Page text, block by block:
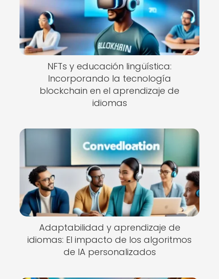
NFTs y educación lingüística:
Incorporando la tecnología
blockchain en el aprendizaje de
idiomas
Adaptabilidad y aprendizaje de
idiomas: El impacto de los algoritmos
de IA personalizados